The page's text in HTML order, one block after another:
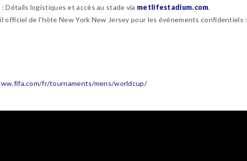
: Détails logistiques et accès au stade via metlifestadium.com.
officiel de l'hôte New York New Jersey pour les événements confidentiels :
fr/tournaments/mens/worldcup/